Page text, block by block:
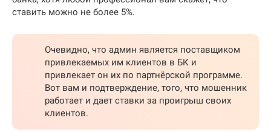
ставить можно не более 5%.
Очевидно, что админ является поставщиком
привлекаемых им клиентов в БК и
привлекает он их по партнёрской программе.
Вот вам и подтверждение, того, что мошенник
работает и дает ставки за проигрыш своих
клиентов.